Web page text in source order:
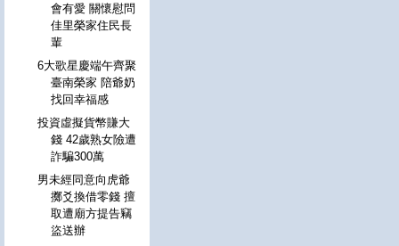
會有愛 關懷慰問
佳里榮家住民長
輩
6大歌星慶端午齊聚
臺南榮家 陪爺奶
找回幸福感
投資虛擬貨幣賺大
錢 42歲熟女險遭
詐騙300萬
男未經同意向虎爺
擲爻換借零錢 擅
取遭廟方提告竊
盜送辦